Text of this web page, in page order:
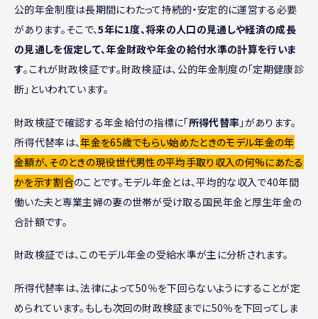
公的年金制度は長期間にわたって持続的・安定的に運営する必要
があります。そこで、5年に1度、将来の人口の見通しや経済の成長
の見通しを仮定して、年金財政や年金の給付水準の計算を行いま
す。これが財政検証です。財政検証は、公的年金制度の「定期健康診
断」といわれています。
財政検証で確認する年金給付の指標に「所得代替率 」があります。
所得代替率は、年金を65歳でもらい始めたときのモデル年金の年
金額が、そのときの現役世代男性の平均手取り収入の何%にあたる
かを示す割合のことです。モデル年金とは、平均的な収入で40年間
働いた夫と専業主婦の妻の世帯が受け取る国民年金と厚生年金の
合計額です。
財政検証では、このモデル年金の受給水準が主に分析されます。
所得代替率は、法律によって50％を下回らないようにすることが定
められています。もしも次回の財政検証までに50％を下回ってしま